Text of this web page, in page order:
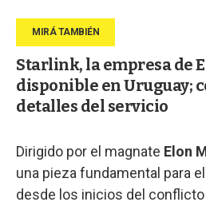
Starlink, la empresa de
disponible en Uruguay;
detalles del servicio
Dirigido por el magnate Elon
una pieza fundamental para
desde los inicios del conflicto